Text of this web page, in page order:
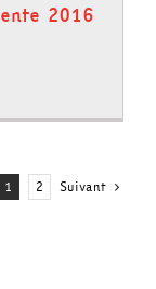
2016
1 2 Suivant